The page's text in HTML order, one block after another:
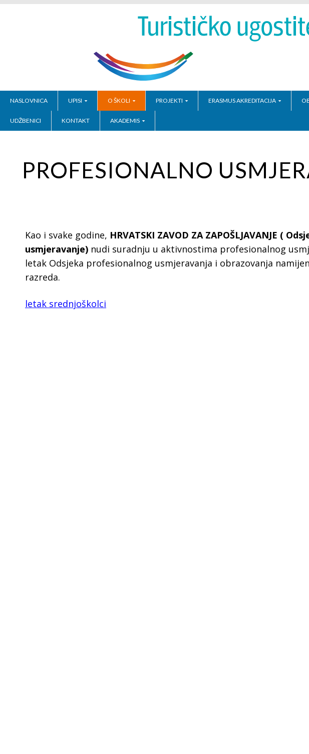
NASLOVNICA UPISI O ŠKOLI PROJEKTI ERASMUS AKREDITACIJA
UDŽBENICI KONTAKT AKADEMIS
PROFESIONALNO
Kao i svake godine, HRVATSKI ZAVOD ZA ZAPOŠLJAVANJE (
usmjeravanje) nudi suradnju u aktivnostima profesionalnog
letak Odsjeka profesionalnog usmjeravanja i obrazovanja
razreda.
letak srednjoškolci